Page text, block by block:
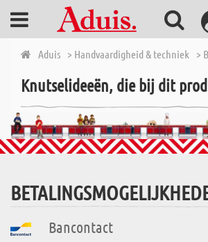
Aduis > Handvaardigheid & techniek >
Knutselideeën, die bij dit
Bancontact